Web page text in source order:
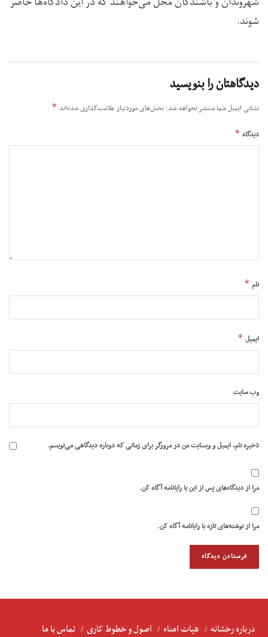
شوند.
دیدگاهتان را بنویسید
نشانی ایمیل شما منتشر نخواهد شد. بخش‌های موردنیاز علامت‌گذاری شده‌اند *
دیدگاه *
نام *
ایمیل *
وب‌ سایت
ذخیره نام، ایمیل و وبسایت من در مرورگر برای زمانی که دوباره دیدگاهی می‌نویسم.
مرا از دیدگاه‌های پس از این با رایانامه آگاه کن.
مرا از نوشته‌های تازه با رایانامه آگاه کن.
درباره رخشانه هیات امناء اصول و خطوط کاری تماس با ما